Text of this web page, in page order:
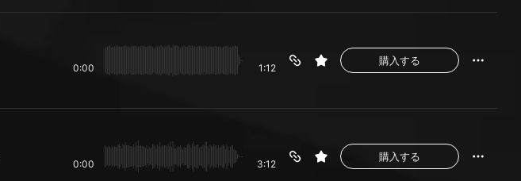
0:00 1:12
購入する
0:00 3:12
購入する